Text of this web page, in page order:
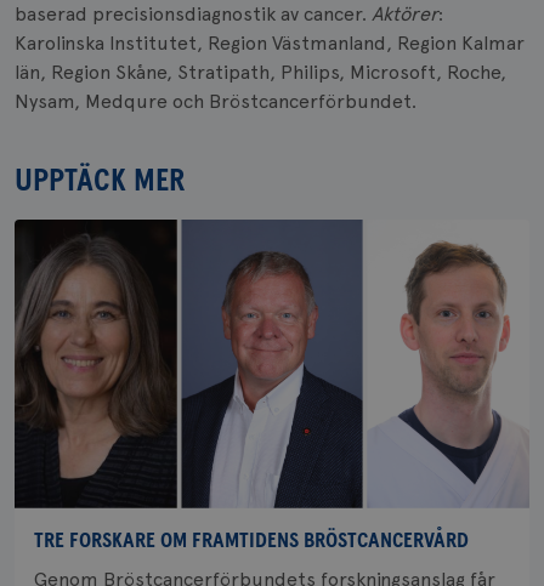
baserad precisionsdiagnostik av cancer. Aktörer:
Karolinska Institutet, Region Västmanland, Region Kalmar
län, Region Skåne, Stratipath, Philips, Microsoft, Roche,
Nysam, Medqure och Bröstcancerförbundet.
UPPTÄCK MER
TRE FORSKARE OM FRAMTIDENS BRÖSTCANCERVÅRD
Genom Bröstcancerförbundets forskningsanslag får